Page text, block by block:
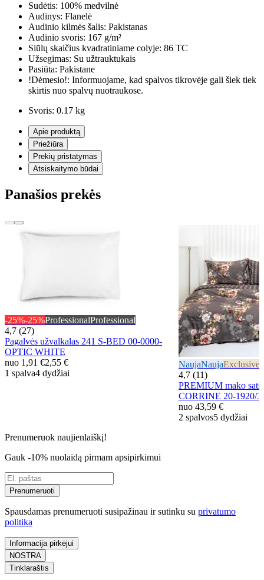
Sudėtis: 100% medvilnė
Audinys: Flanelė
Audinio kilmės šalis: Pakistanas
Audinio svoris: 167 g/m²
Siūlų skaičius kvadratiniame colyje: 86 TC
Užsegimas: Su užtrauktukais
Pasiūta: Pakistane
!Dėmesio!: Informuojame, kad spalvos tikrovėje gali šiek tiek
skirtis nuo spalvų nuotraukose.
Svoris: 0.17 kg
Apie produktą
Priežiūra
Prekių pristatymas
Atsiskaitymo būdai
Panašios prekės
-25%-25%ProfessionalProfessional
4,7 (27)
Pagalvės užvalkalas 241 S-BED 00-0000-
OPTIC WHITE
nuo 1,91 €2,55 €
1 spalva4 dydžiai
NaujaNaujaExclusive
4,7 (11)
PREMIUM mako
CORRINE 20-1920/
nuo 43,59 €
2 spalvos5 dydžiai
Prenumeruok naujienlaiškį!
Gauk -10% nuolaidą pirmam apsipirkimui
Prenumeruoti
Spausdamas prenumeruoti susipažinau ir sutinku su privatumo
politika
Informacija pirkėjui
NOSTRA
Tinklaraštis